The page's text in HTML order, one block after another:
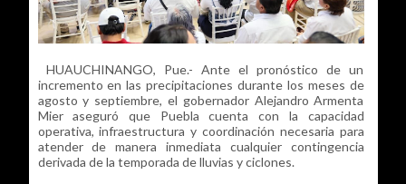
HUAUCHINANGO, Pue.- Ante el pronóstico de un
incremento en las precipitaciones durante los meses de
agosto y septiembre, el gobernador Alejandro Armenta
Mier aseguró que Puebla cuenta con la capacidad
operativa, infraestructura y coordinación necesaria para
atender de manera inmediata cualquier contingencia
derivada de la temporada de lluvias y ciclones.